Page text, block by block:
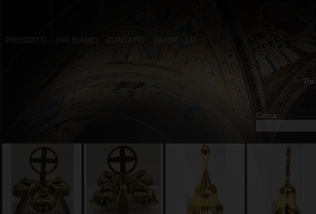
PRODOTTI CHI SIAMO CONTATTI
Cerca: